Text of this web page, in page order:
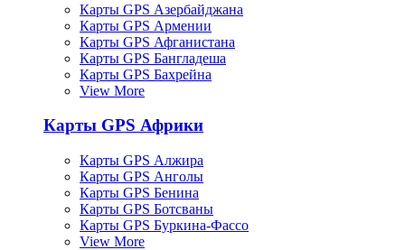
Карты GPS Азербайджана
Карты GPS Армении
Карты GPS Афганистана
Карты GPS Бангладеша
Карты GPS Бахрейна
View More
Карты GPS Африки
Карты GPS Алжира
Карты GPS Анголы
Карты GPS Бенина
Карты GPS Ботсваны
Карты GPS Буркина-Фассо
View More